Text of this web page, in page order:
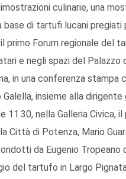
culinarie, una
di tartufi lucani
primo Forum regionale del
e negli spazi del Palazzo
in una conferenza stampa
insieme alla dirigente
11.30, nella Galleria Civica,
Città di Potenza, Mario
da Eugenio Tropeano
del tartufo in Largo